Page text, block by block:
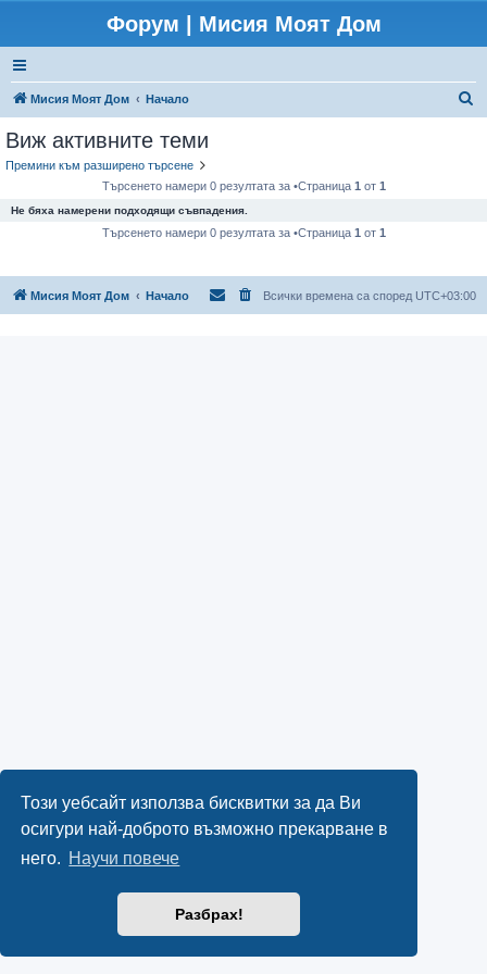
Този уебсайт използва бисквитки за да Ви
осигури най-доброто възможно прекарване в
него. Научи повече
Разбрах!
Форум | Мисия Моят Дом
Мисия Моят Дом Начало
Виж активните теми
Премини към разширено търсене
Търсенето намери 0 резултата за •Страница 1 от 1
Не бяха намерени подходящи съвпадения.
Търсенето намери 0 резултата за •Страница 1 от 1
Мисия Моят Дом Начало Всички времена са според UTC+03:00